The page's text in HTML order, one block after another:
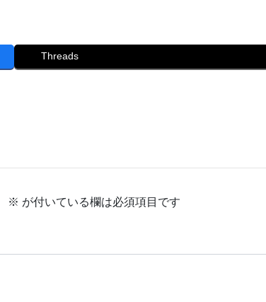
Threads
※ が付いている欄は必須項目です